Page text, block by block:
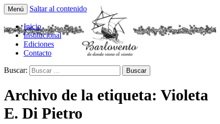
Barlovento Tríptico
Tríptico Histórico Cultural y Literario
Menú Saltar al contenido
Inicio
Institucional
Ediciones
Contacto
Buscar:
Archivo de la etiqueta: Violeta
E. Di Pietro